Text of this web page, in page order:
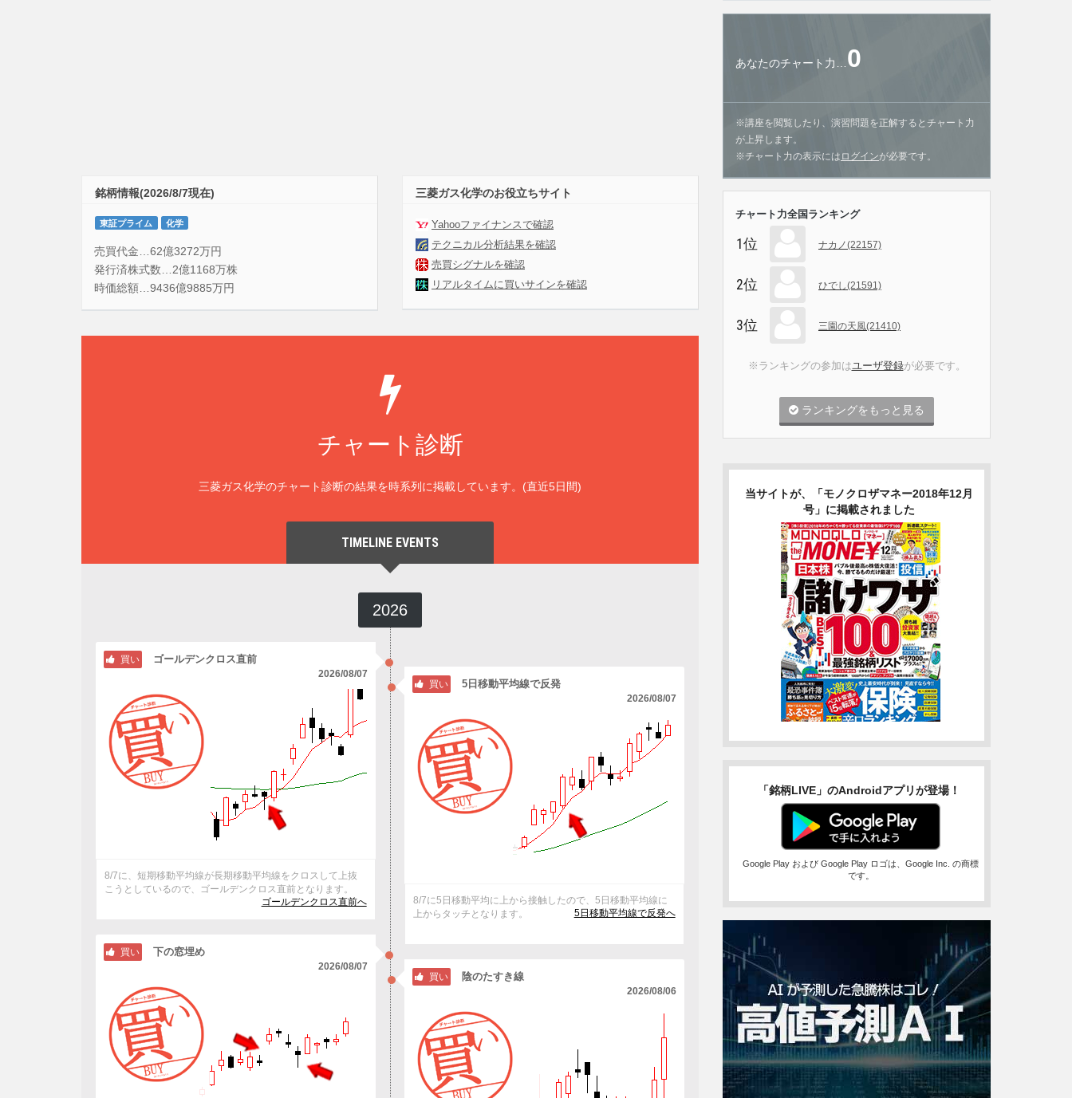
銘柄情報(2026/8/7現在)
東証プライム 化学
売買代金…62億3272万円
発行済株式数…2億1168万株
時価総額…9436億9885万円
三菱ガス化学のお役立ちサイト
Yahooファイナンスで確認
テクニカル分析結果を確認
売買シグナルを確認
リアルタイムに買いサインを確認
チャート診断
三菱ガス化学のチャート診断の結果を時系列に掲載しています。(直近5日間)
TIMELINE EVENTS
2026
買い ゴールデンクロス直前
2026/08/07
8/7に、短期移動平均線が長期移動平均線をクロスして上抜
こうとしているので、ゴールデンクロス直前となります。
ゴールデンクロス直前へ
買い 5日移動平均線で反発
2026/08/07
8/7に5日移動平均に上から接触したので、5日移動平均線に
上からタッチとなります。
5日移動平均線で反発へ
買い 下の窓埋め
2026/08/07
買い 陰のたすき線
2026/08/06
あなたのチャート力… 0
※講座を閲覧したり、演習問題を正解するとチャート力
が上昇します。
※チャート力の表示には ログインが必要です。
チャート力全国ランキング
1位 ナカノ(22157)
2位 ひでし(21591)
3位 三園の天風(21410)
※ランキングの参加はユーザ登録が必要です。
ランキングをもっと見る
当サイトが、「モノクロザマネー2018年12月
号」に掲載されました
「銘柄LIVE」のAndroidアプリが登場！
Google Play および Google Play ロゴは、Google Inc. の商標
です。